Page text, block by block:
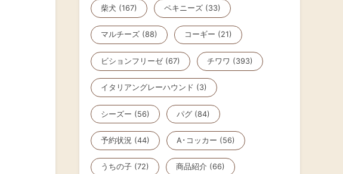
柴犬 (167) ペキニーズ (33)
マルチーズ (88) コーギー (21)
ビションフリーゼ (67) チワワ (393)
イタリアングレーハウンド (3)
シーズー (56) パグ (84)
予約状況 (44) A･コッカー (56)
うちの子 (72) 商品紹介 (66)